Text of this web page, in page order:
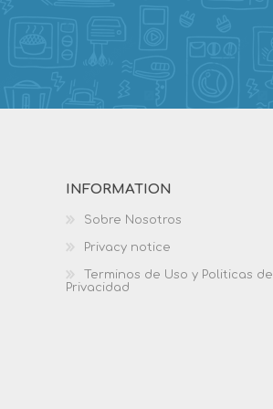
INFORMATION
Sobre Nosotros
Privacy notice
Terminos de Uso y Politicas de
Privacidad